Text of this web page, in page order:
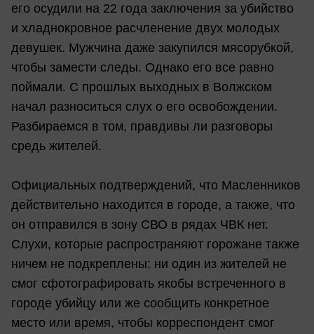
его осудили на 22 года заключения за убийство
и хладнокровное расчленение двух молодых
девушек. Мужчина даже закупился мясорубкой,
чтобы замести следы. Однако его все равно
поймали. С прошлых выходных в Волжском
начал разноситься слух о его освобождении.
Разбираемся в том, правдивы ли разговоры
средь жителей.
Официальных подтверждений, что Масленников
действительно находится в городе, а также, что
он отправился в зону СВО в рядах ЧВК нет.
Слухи, которые распространяют горожане также
ничем не подкреплены: ни один из жителей не
смог сфотографировать якобы встреченного в
городе убийцу или же сообщить конкретное
место или время, чтобы корреспондент смог